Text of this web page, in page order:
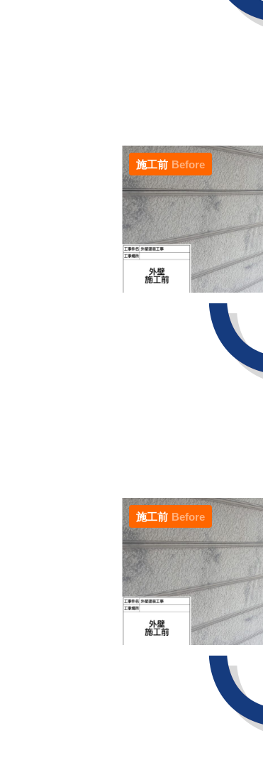
施工前 Before
施工前 Before